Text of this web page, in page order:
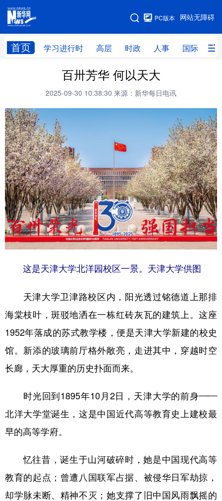
网站无障碍
PC版本
首页 学习进行时 高层 时政 人事 国际 财
网站地图
高层 时政
财经 网评
台湾 教育
科技 体育
文化 书画 军事
访谈 视频 图片 政务
法律 中央文件 金融 汽车
食品 人居 信息化 数字经济
学术中国 乡村振兴 银龄 溯源中国
公益 一带一路 亚太网 上市公司
地方频道
百卅芳华 何以天大
2025-09-30 10:38:30 来源：新华每日电讯
这是天津大学北洋园校区一景。天津大学供图
天津大学卫津路校区内，阳光透过铭德道上那排
海棠枝叶，斑驳地洒在一栋红砖灰瓦的建筑上。这座
1952年落成的苏式教学楼，便是天津大学新建的校史
馆。新添的玻璃前厅格外敞亮，走进其中，穿越时空
长廊，天大厚重的历史扑面而来。
时光回到1895年10月2日，天津大学的前身——
北洋大学堂诞生，这是中国近代高等教育史上建校最
早的高等学府。
忆往昔，诞生于山河破碎时，她是中国现代高等
教育的起点；曾遭八国联军占据、被侵华日军劫掠，
却学脉未断、精神不灭；她支撑了旧中国风雨飘摇的